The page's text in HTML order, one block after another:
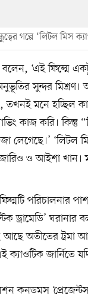
গল্পে ‘লিটল মিস
বলেন, ‘এই ফিল্মে
সুন্দর
তখনই মনে হচ্ছিল
কাজ করি। কিন্তু
লেগেছে।’ ‘লিটল
ও আইশা খান।
পরিচালনার
ড্রামেডি’
আছে অতীতের ট্রমা
ক্যাওটিক
কনডমস